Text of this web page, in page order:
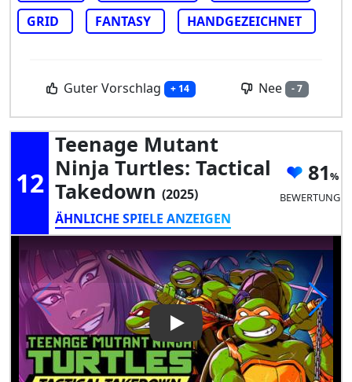
GRID
FANTASY HANDGEZEICHNET
Guter Vorschlag + 14 Nee - 7
12
Teenage Mutant
Ninja Turtles: Tactical
Takedown (2025)
ÄHNLICHE SPIELE ANZEIGEN
81
BEWERTUNG
Play Video: Teenage Mutant